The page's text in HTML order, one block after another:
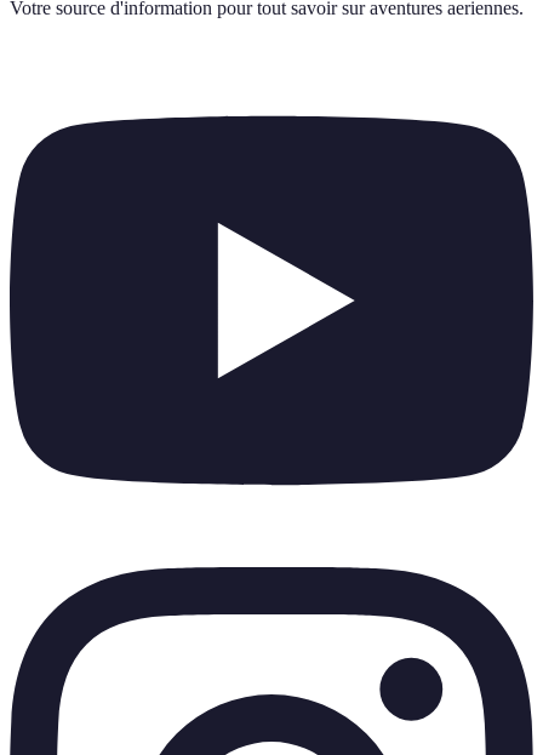
Votre source d'information pour tout savoir sur aventures aeriennes.